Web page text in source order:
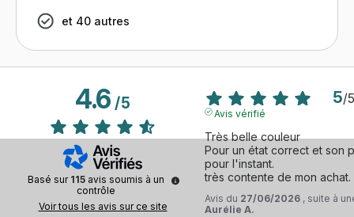
et 40 autres
4.6/5
Basé sur 115 avis soumis à un
contrôle
Voir tous les avis sur ce site
5/5
Avis vérifié
Très belle couleur
Pour un état correct et son
pour l'instant.
très contente de mon achat.
Avis du 27/06/2026 , suite à
Aurélie A.